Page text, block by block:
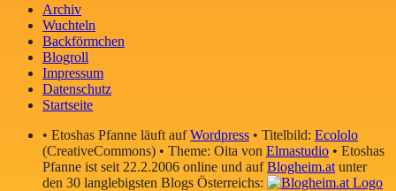
Archiv
Wuchteln
Backförmchen
Blogroll
Impressum
Datenschutz
Startseite
• Etoshas Pfanne läuft aufWordpress • Titelbild: Ecololo
(CreativeCommons) • Theme: Oita von Elmastudio • Etoshas
Pfanne ist seit 22.2.2006 online und aufBlogheim.at unter
den 30 langlebigsten Blogs Österreichs: